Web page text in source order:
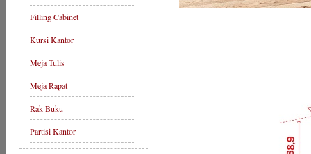
Filling Cabinet
Kursi Kantor
Meja Tulis
Meja Rapat
Rak Buku
Partisi Kantor